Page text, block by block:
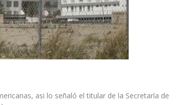
asi lo señaló el titular de la Secretaría de